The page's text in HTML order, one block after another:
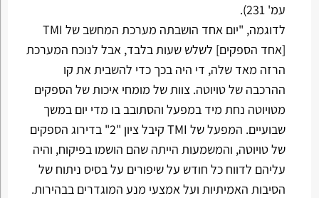
עמ' 231).
לדוגמה, "יום אחד הושבתה מערכת המחשב של TMI
[אחד הספקים] לשלש שעות בלבד, אבל לנוכח המערכת
הרזה מאד שלה, די היה בכך כדי להשבית את קו
ההרכבה של טויוטה. צוות של מומחי איכות של הספקים
מטויוטה נחת מיד במפעל והסתובב בו מדי יום במשך
שבועיים. המפעל של TMI קיבל ציון "2" בדירוג הספקים
של טויוטה, והמשמעות הייתה שהם הושמו בפיקוח, והיה
עליהם לדווח כל חודש על שיפורים על בסיס ניתוח של
הסיבות האמיתיות ועל אמצעי מנע המוגדרים בבהירות.